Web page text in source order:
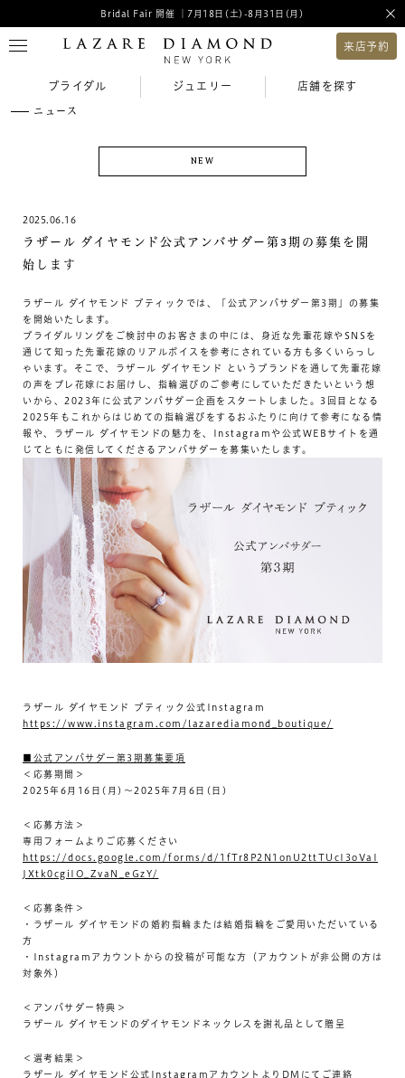
Bridal Fair 開催 ｜7月18日(土)-8月31日(月)
来店予約
ブライダル ジュエリー 店舗を探す
ニュース
NEW
2025.06.16
ラザール ダイヤモンド公式アンバサダー第3期の募集を開
始します
ラザール ダイヤモンド ブティックでは、「公式アンバサダー第3期」の募集
を開始いたします。
ブライダルリングをご検討中のお客さまの中には、身近な先輩花嫁やSNSを
通じて知った先輩花嫁のリアルボイスを参考にされている方も多くいらっし
ゃいます。そこで、ラザール ダイヤモンド というブランドを通して先輩花嫁
の声をプレ花嫁にお届けし、指輪選びのご参考にしていただきたいという想
いから、2023年に公式アンバサダー企画をスタートしました。3回目となる
2025年もこれからはじめての指輪選びをするおふたりに向けて参考になる情
報や、ラザール ダイヤモンドの魅力を、Instagramや公式WEBサイトを通
じてともに発信してくださるアンバサダーを募集いたします。
ラザール ダイヤモンド ブティック公式Instagram
https://www.instagram.com/lazarediamond_boutique/
■公式アンバサダー第3期募集要項
＜応募期間＞
2025年6月16日(月)～2025年7月6日(日)
＜応募方法＞
専用フォームよりご応募ください
https://docs.google.com/forms/d/1fTr8P2N1onU2ttTUcI3oVaI
JXtk0cgiIO_ZvaN_eGzY/
＜応募条件＞
・ラザール ダイヤモンドの婚約指輪または結婚指輪をご愛用いただいている
方
・Instagramアカウントからの投稿が可能な方（アカウントが非公開の方は
対象外）
＜アンバサダー特典＞
ラザール ダイヤモンドのダイヤモンドネックレスを謝礼品として贈呈
＜選考結果＞
ラザール ダイヤモンド公式InstagramアカウントよりDMにてご連絡